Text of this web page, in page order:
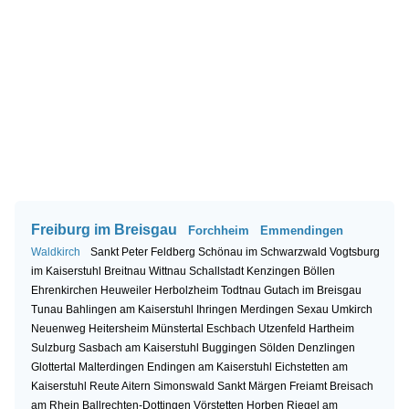
Freiburg im Breisgau Forchheim Emmendingen
Waldkirch Sankt Peter Feldberg Schönau im Schwarzwald Vogtsburg
im Kaiserstuhl Breitnau Wittnau Schallstadt Kenzingen Böllen
Ehrenkirchen Heuweiler Herbolzheim Todtnau Gutach im Breisgau
Tunau Bahlingen am Kaiserstuhl Ihringen Merdingen Sexau Umkirch
Neuenweg Heitersheim Münstertal Eschbach Utzenfeld Hartheim
Sulzburg Sasbach am Kaiserstuhl Buggingen Sölden Denzlingen
Glottertal Malterdingen Endingen am Kaiserstuhl Eichstetten am
Kaiserstuhl Reute Aitern Simonswald Sankt Märgen Freiamt Breisach
am Rhein Ballrechten-Dottingen Vörstetten Horben Riegel am